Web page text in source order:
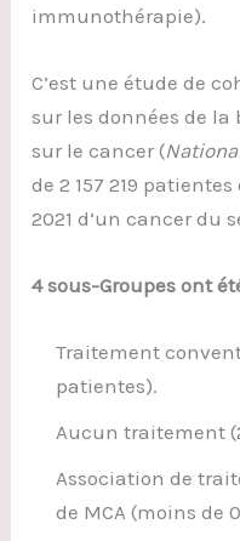
immunothérapie).
C’est une étude de
sur les données de
sur le cancer (
de 2 157 219
2021 d’un cancer du
4 sous-Groupes ont
Traitement
patientes).
Aucun traitement
Association de
de MCA (moins de